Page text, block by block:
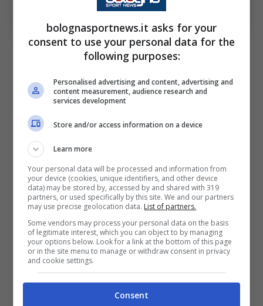
Bisseck sta meritando attenzione per le prestazioni con
A questo punto, anche per questione di
il posto diFrancesco Acerbinel cuore della
retroguardia e che lo possa mantenere anche
nei prossimi impegni decisivi traSerie A
Champions League
interessi sul calciomercato aumentano.
La scorsa estate, il club che si è fatto avanti
conmaggiore serietà per Bisseck è ilCrystal
Palace, ma l’Interha resistito e trattenuto il
calciatore. Presto, però, la musica potrebbe
essere parecchio diversa, dato che una big
internazionale potrebbe aver messo il
bolognasportnews.it asks for your
consent to use your personal data for the
following purposes:
Personalised advertising and content, advertising and
content measurement, audience research and
services development
Store and/or access information on a device
Learn more
Your personal data will be processed and information from
your device (cookies, unique identifiers, and other device
data) may be stored by, accessed by and shared with 319
partners, or used specifically by this site. We and our partners
may use precise geolocation data. List of partners.
Some vendors may process your personal data on the basis
of legitimate interest, which you can object to by managing
your options below. Look for a link at the bottom of this page
or in the site menu to manage or withdraw consent in privacy
and cookie settings.
Consent